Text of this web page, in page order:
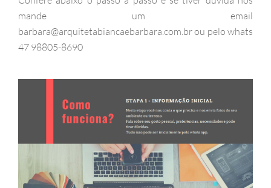
mande um email
barbara@arquitetabiancaebarbara.com.br ou pelo whats
47 98805-8690